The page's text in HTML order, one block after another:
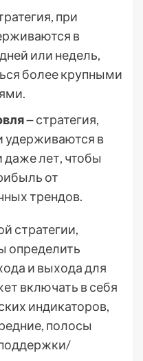
при
в
или недель,
более крупными
౼ стратегия,
удерживаются в
даже лет, чтобы
от
трендов.
стратегии,
определить
и выхода для
включать в себя
индикаторов,
полосы